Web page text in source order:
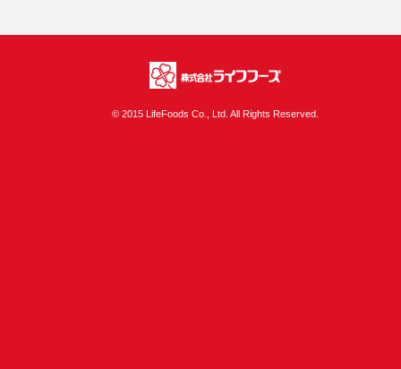
© 2015 LifeFoods Co., Ltd. All Rights Reserved.